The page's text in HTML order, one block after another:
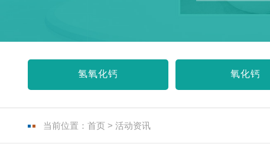
氢氧化钙 氧化钙
当前位置： 首页 > 活动资讯